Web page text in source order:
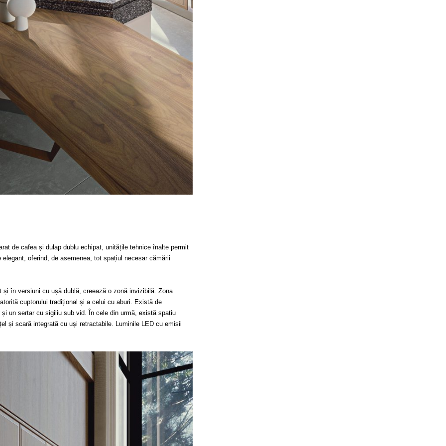
de cafea și dulap dublu echipat, unitățile tehnice înalte permit
oferind, de asemenea, tot spațiul necesar cămării
în versiuni cu ușă dublă, creează o zonă invizibilă. Zona
cuptorului tradițional și a celui cu aburi. Există de
un sertar cu sigiliu sub vid. În cele din urmă, există spațiu
și scară integrată cu uși retractabile. Luminile LED cu emisii